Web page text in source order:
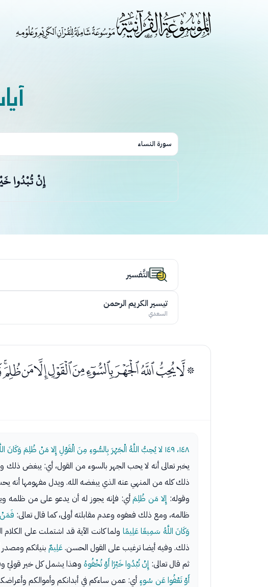
سورة النساء
إِنْ تُبْدُوا
التَّفسير
تيسير الكريم الرحمن
السعدي
١٤٨، ١٤٩ لا يُحِبُّ اللَّهُ الْجَهْرَ بِالسُّوءِ مِنَ الْقَوْلِ إِلا مَنْ ظُلِمَ وَكَانَ
يخبر تعالى أنه لا يحب الجهر بالسوء من القول، أي: يبغض
ذلك كله من المنهي عنه الذي يبغضه الله. ويدل مفهومها أنه
وقوله: إِلا مَن ظُلِمَ
ظالمه، ومع ذلك فعفوه وعدم مقابلته أولى، كما قال تعالى: فَمَنْ
وَكَانَ اللَّهُ سَمِيعًا عَلِيمًا ولما كانت الآية قد اشتملت على الكلام
ذلك. وفيه أيضا ترغيب على القول الحسن.عَلِيمٌ بنياتكم ومصدر
ثم قال تعالى: إِنْ تُبْدُوا خَيْرًا أَوْ تُخْفُوهُ وهذا يشمل كل خير
أَوْ تَعْفُوا عَن سُوءٍ أي: عمن ساءكم في أبدانكم وأموالكم